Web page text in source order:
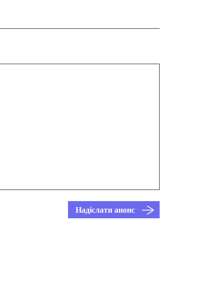
Надіслати анонс